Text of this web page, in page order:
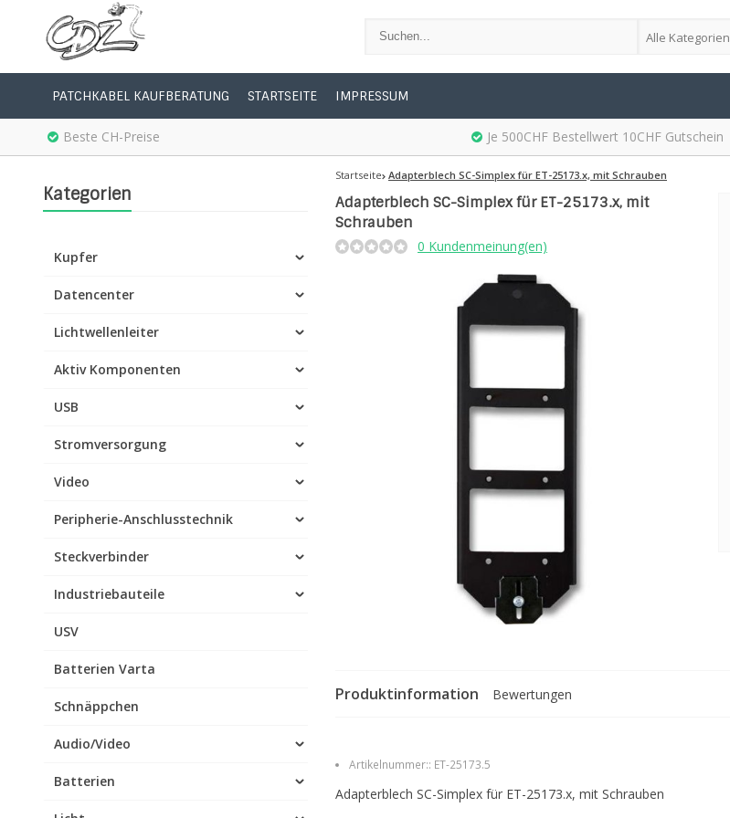
Alle Kategorien
PATCHKABEL KAUFBERATUNG STARTSEITE IMPRESSUM
Beste CH-Preise Je 500CHF Bestellwert 10CHF Gutschein
Kategorien
Kupfer
Datencenter
Lichtwellenleiter
Aktiv Komponenten
USB
Stromversorgung
Video
Peripherie-Anschlusstechnik
Steckverbinder
Industriebauteile
USV
Batterien Varta
Schnäppchen
Audio/Video
Batterien
Startseite Adapterblech SC-Simplex für ET-25173.x, mit Schrauben
Adapterblech SC-Simplex für ET-25173.x, mit
Schrauben
0 Kundenmeinung(en)
Produktinformation Bewertungen
Artikelnummer:: ET-25173.5
Adapterblech SC-Simplex für ET-25173.x, mit Schrauben